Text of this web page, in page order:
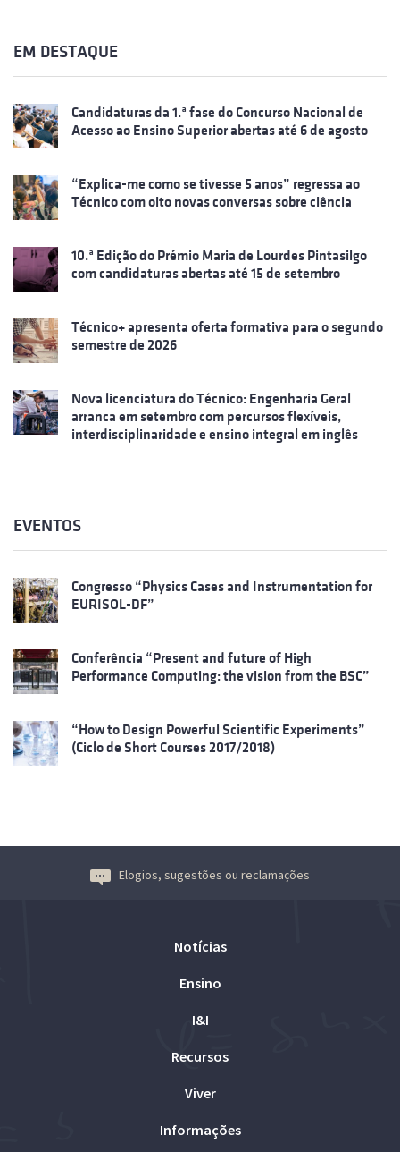
EM DESTAQUE
Candidaturas da 1.ª fase do Concurso Nacional de
Acesso ao Ensino Superior abertas até 6 de agosto
“Explica-me como se tivesse 5 anos” regressa ao
Técnico com oito novas conversas sobre ciência
10.ª Edição do Prémio Maria de Lourdes Pintasilgo
com candidaturas abertas até 15 de setembro
Técnico+ apresenta oferta formativa para o segundo
semestre de 2026
Nova licenciatura do Técnico: Engenharia Geral
arranca em setembro com percursos flexíveis,
interdisciplinaridade e ensino integral em inglês
EVENTOS
Congresso “Physics Cases and Instrumentation for
EURISOL-DF”
Conferência “Present and future of High
Performance Computing: the vision from the BSC”
“How to Design Powerful Scientific Experiments”
(Ciclo de Short Courses 2017/2018)
Elogios, sugestões ou reclamações
Notícias
Ensino
I&I
Recursos
Viver
Informações